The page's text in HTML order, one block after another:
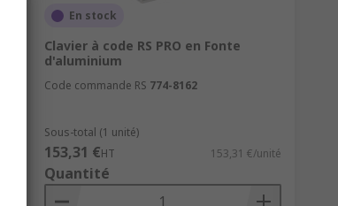
En stock
Clavier à code RS PRO en Fonte
d'aluminium
Code commande RS 774-8162
Sous-total (1 unité)
153,31 €HT 153,31 €/unité
Quantité